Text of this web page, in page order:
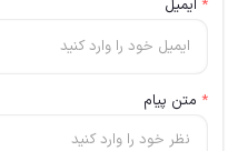
* ایمیل
* متن پیام